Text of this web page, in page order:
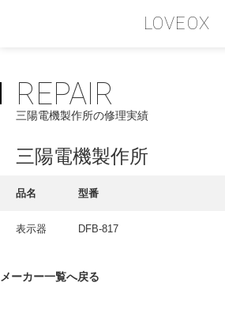
LOVEOX
PHILOSOPHY
フィロソフィー
COMPANY PROFILE
INTERVIEW
REPAIR
三陽電機製作所の修理実績
三陽電機製作所
品名 型番
表示器 DFB-817
メーカー一覧へ戻る